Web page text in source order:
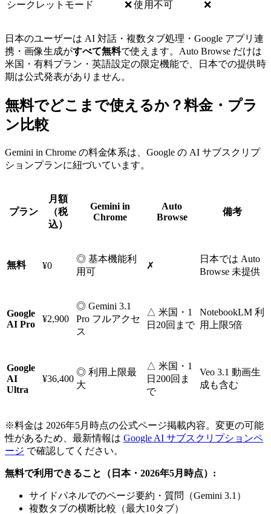
シークレットモード ❌ 使用不可 ❌
日本のユーザーは AI 対話・複数タブ処理・Google アプリ連
携・画像生成がすべて無料で使えます。Auto Browse だけは
米国・有料プラン・英語設定の限定機能で、日本での提供時
期は公式発表がありません。
無料でどこまで使えるか？料金・プラ
ン比較
Gemini in Chrome の料金体系は、Google の AI サブスクリプ
ションプランに紐づいています。
プラン
月額
（税
込）
Gemini in
Chrome
Auto
Browse
備考
無料 ¥0
◎ 基本機能利
用可
✗
日本では Auto
Browse 未提供
Google
AI Pro
¥2,900
◎ Gemini 3.1
Pro フルアクセ
ス
△ 米国・1
日20回まで
NotebookLM 利
用上限5倍
Google
AI
Ultra
¥36,400
◎ 利用上限最
大
△ 米国・1
日200回ま
で
Veo 3.1 動画生
成も含む
※料金は 2026年5月時点の公式ページ掲載内容。変更の可能
性があるため、最新情報は Google AI サブスクリプションペ
ージ で確認してください。
無料で利用できること（日本・2026年5月時点）:
サイドパネルでのページ要約・質問（Gemini 3.1）
複数タブの横断比較（最大10タブ）